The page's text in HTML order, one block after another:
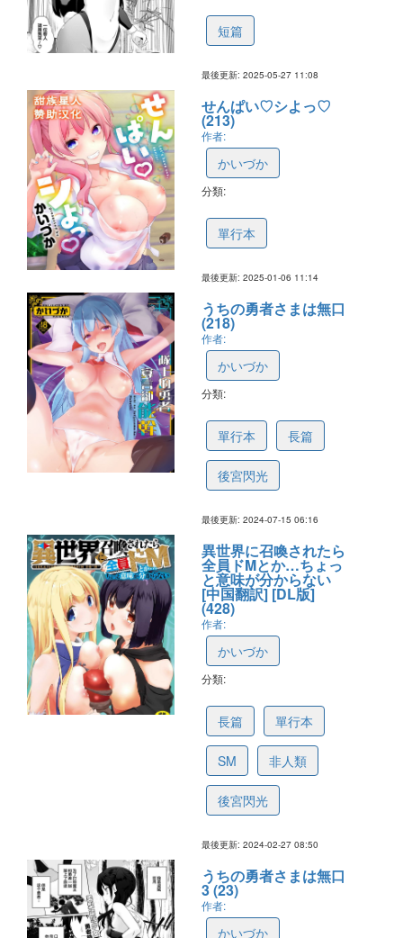
短篇
最後更新: 2025-05-27 11:08
せんぱい♡シよっ♡
(213)
作者:
かいづか
分類:
單行本
最後更新: 2025-01-06 11:14
うちの勇者さまは無口
(218)
作者:
かいづか
分類:
單行本 長篇
後宮閃光
最後更新: 2024-07-15 06:16
異世界に召喚されたら
全員ドMとか…ちょっ
と意味が分からない
[中国翻訳] [DL版]
(428)
作者:
かいづか
分類:
長篇 單行本
SM 非人類
後宮閃光
最後更新: 2024-02-27 08:50
うちの勇者さまは無口
3 (23)
作者:
かいづか